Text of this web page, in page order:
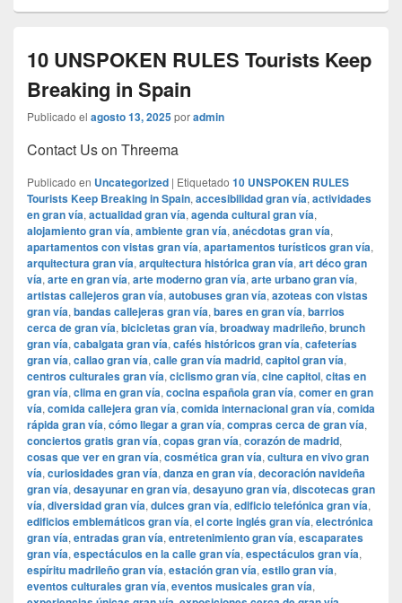
10 UNSPOKEN RULES Tourists Keep
Breaking in Spain
Publicado el agosto 13, 2025poradmin
Contact Us on Threema
Publicado en Uncategorized | Etiquetado 10 UNSPOKEN RULES
Tourists Keep Breaking in Spain, accesibilidad gran vía, actividades
en gran vía, actualidad gran vía, agenda cultural gran vía,
alojamiento gran vía, ambiente gran vía, anécdotas gran vía,
apartamentos con vistas gran vía, apartamentos turísticos gran vía,
arquitectura gran vía, arquitectura histórica gran vía, art déco gran
vía, arte en gran vía, arte moderno gran vía, arte urbano gran vía,
artistas callejeros gran vía, autobuses gran vía, azoteas con vistas
gran vía, bandas callejeras gran vía, bares en gran vía, barrios
cerca de gran vía, bicicletas gran vía, broadway madrileño, brunch
gran vía, cabalgata gran vía, cafés históricos gran vía, cafeterías
gran vía, callao gran vía, calle gran vía madrid, capitol gran vía,
centros culturales gran vía, ciclismo gran vía, cine capitol, citas en
gran vía, clima en gran vía, cocina española gran vía, comer en gran
vía, comida callejera gran vía, comida internacional gran vía, comida
rápida gran vía, cómo llegar a gran vía, compras cerca de gran vía,
conciertos gratis gran vía, copas gran vía, corazón de madrid,
cosas que ver en gran vía, cosmética gran vía, cultura en vivo gran
vía, curiosidades gran vía, danza en gran vía, decoración navideña
gran vía, desayunar en gran vía, desayuno gran vía, discotecas gran
vía, diversidad gran vía, dulces gran vía, edificio telefónica gran vía,
edificios emblemáticos gran vía, el corte inglés gran vía, electrónica
gran vía, entradas gran vía, entretenimiento gran vía, escaparates
gran vía, espectáculos en la calle gran vía, espectáculos gran vía,
espíritu madrileño gran vía, estación gran vía, estilo gran vía,
eventos culturales gran vía, eventos musicales gran vía,